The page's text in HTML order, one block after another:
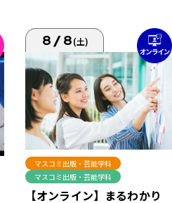
8/8(土)
マスコミ出版・芸能学科
マスコミ出版・芸能学科
【オンライン】まるわかり